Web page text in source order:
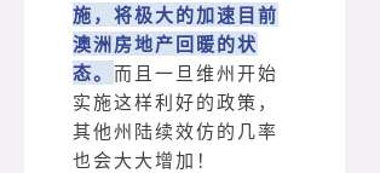
施，将极大的加速目前
澳洲房地产回暖的状
态。 而且一旦维州开始
实施这样利好的政策，
其他州陆续效仿的几率
也会大大增加！